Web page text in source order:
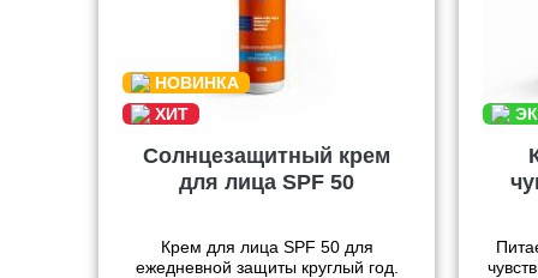
Солнцезащитный крем
для лица SPF 50
Крем для лица SPF 50 для
ежедневной защиты круглый год.